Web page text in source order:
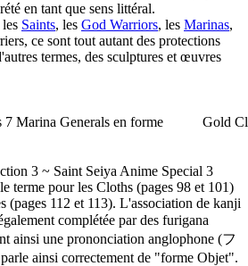
en tant que sens littéral.
Saints, les God Warriors, les Marinas,
ce sont tout autant des protections
termes, des sculptures et œuvres
7 Marina Generals en forme
Gold
3 ~ Saint Seiya Anime Special 3
terme pour les Cloths (pages 98 et 101)
(pages 112 et 113). L'association de kanji
complétée par des furigana
ainsi une prononciation anglophone (フ
ainsi correctement de "forme Objet".